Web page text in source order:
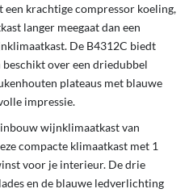
krachtige compressor koeling,
langer meegaat dan een
De B4312C biedt
over een driedubbel
plateaus met blauwe
impressie.
wijnklimaatkast van
compacte klimaatkast met 1
voor je interieur. De drie
en de blauwe ledverlichting